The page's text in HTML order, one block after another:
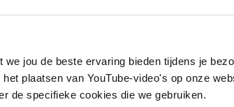
jou de beste ervaring bieden tijdens je
plaatsen van YouTube-video's op onze
de specifieke cookies die we gebruiken.
over regelgeving zoals het